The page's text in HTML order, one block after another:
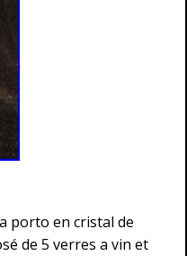
porto en cristal de
de 5 verres a vin et